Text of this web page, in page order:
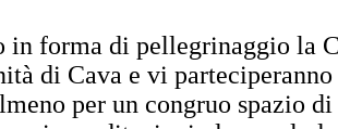
in forma di pellegrinaggio la
di Cava e vi parteciperanno
per un congruo spazio